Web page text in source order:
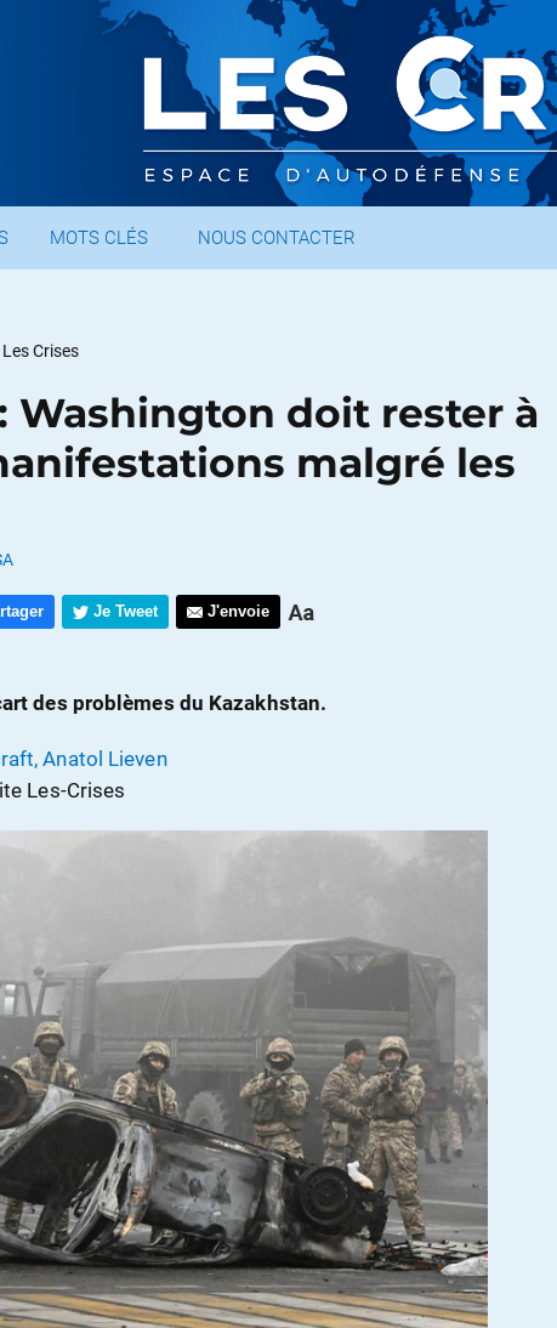
MOTS CLÉS NOUS CONTACTER
Crises
Washington doit rester à
malgré les
Je Tweet J'envoie
des problèmes du Kazakhstan.
Anatol Lieven
Les-Crises